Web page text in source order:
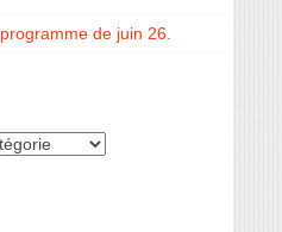
de juin 26.